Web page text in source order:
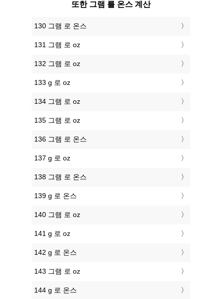
또한 그램 를 온스 계산
130 그램 로 온스
131 그램 로 oz
132 그램 로 oz
133 g 로 oz
134 그램 로 oz
135 그램 로 oz
136 그램 로 온스
137 g 로 oz
138 그램 로 온스
139 g 로 온스
140 그램 로 oz
141 g 로 oz
142 g 로 온스
143 그램 로 oz
144 g 로 온스